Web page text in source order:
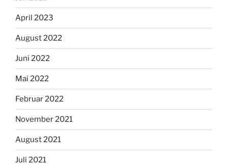
April 2023
August 2022
Juni 2022
Mai 2022
Februar 2022
November 2021
August 2021
Juli 2021